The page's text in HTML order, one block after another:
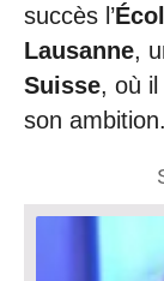
succès l’
Lausanne,
Suisse, où
son ambition.